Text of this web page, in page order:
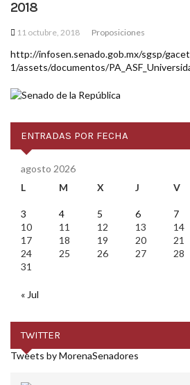
2018
11 octubre, 2018 Proposiciones
http://infosen.senado.gob.mx/sgsp/
1/assets/documentos/
ENTRADAS POR FECHA
agosto 2026
L
M X J V
3
4 5 6 7
10
11 12 13 14
17
18 19 20 21
24
25 26 27 28
31
« Jul
TWITTER
Tweets by MorenaSenadores